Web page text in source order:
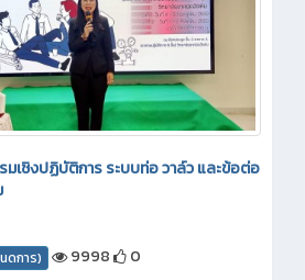
มเชิงปฏิบัติการ ระบบท่อ วาล์ว และข้อต่อ
ดการ) 9998 0